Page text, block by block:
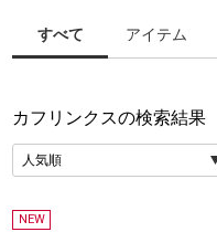
すべて アイテム
カフリンクスの検索結果
NEW